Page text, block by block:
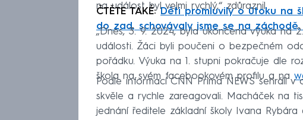
na událost byl velmi rychlý,“ zdůraznil.
ČTĚTE TAKÉ:Děti promluvily o útoku na
do zad, schovávaly jsme se na
„Dnes, 3. 9. 2024, byla ukončena výuka na
události. Žáci byli poučeni o bezpečném
pořádku. Výuka na 1. stupni pokračuje dle
škola na svém facebookovém profilu a na
Podle informací CNN Prima NEWS sehráli
skvěle a rychle zareagovali. Macháček na
jednání ředitele základní školy Ivana